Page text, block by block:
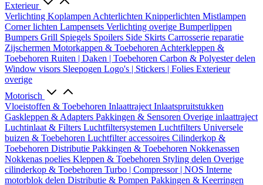
Exterieur
Verlichting Koplampen Achterlichten Knipperlichten Mistlampen
Corner lichten Lampensets Verlichting overige Bumperlippen
Bumpers Grill Spiegels Spoilers Side Skirts Carrosserie reparatie
Zijschermen Motorkappen & Toebehoren Achterkleppen &
Toebehoren Ruiten | Daken | Toebehoren Carbon & Polyester delen
Window visors Sleepogen Logo's | Stickers | Folies Exterieur
overige
Motorisch
Vloeistoffen & Toebehoren Inlaattraject Inlaatspruitstukken
Gaskleppen & Adapters Pakkingen & Sensoren Overige inlaattraject
Luchtinlaat & Filters Luchtfiltersystemen Luchtfilters Universele
buizen & Toebehoren Luchtfilter accessoires Cilinderkop &
Toebehoren Distributie Pakkingen & Toebehoren Nokkenassen
Nokkenas poelies Kleppen & Toebehoren Styling delen Overige
cilinderkop & Toebehoren Turbo | Compressor | NOS Interne
motorblok delen Distributie & Pompen Pakkingen & Keerringen